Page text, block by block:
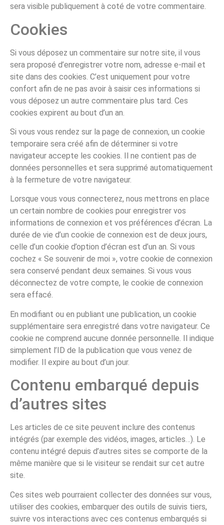
sera visible publiquement à coté de votre commentaire.
Cookies
Si vous déposez un commentaire sur notre site, il vous
sera proposé d’enregistrer votre nom, adresse e-mail et
site dans des cookies. C’est uniquement pour votre
confort afin de ne pas avoir à saisir ces informations si
vous déposez un autre commentaire plus tard. Ces
cookies expirent au bout d’un an.
Si vous vous rendez sur la page de connexion, un cookie
temporaire sera créé afin de déterminer si votre
navigateur accepte les cookies. Il ne contient pas de
données personnelles et sera supprimé automatiquement
à la fermeture de votre navigateur.
Lorsque vous vous connecterez, nous mettrons en place
un certain nombre de cookies pour enregistrer vos
informations de connexion et vos préférences d’écran. La
durée de vie d’un cookie de connexion est de deux jours,
celle d’un cookie d’option d’écran est d’un an. Si vous
cochez « Se souvenir de moi », votre cookie de connexion
sera conservé pendant deux semaines. Si vous vous
déconnectez de votre compte, le cookie de connexion
sera effacé.
En modifiant ou en publiant une publication, un cookie
supplémentaire sera enregistré dans votre navigateur. Ce
cookie ne comprend aucune donnée personnelle. Il indique
simplement l’ID de la publication que vous venez de
modifier. Il expire au bout d’un jour.
Contenu embarqué depuis
d’autres sites
Les articles de ce site peuvent inclure des contenus
intégrés (par exemple des vidéos, images, articles…). Le
contenu intégré depuis d’autres sites se comporte de la
même manière que si le visiteur se rendait sur cet autre
site.
Ces sites web pourraient collecter des données sur vous,
utiliser des cookies, embarquer des outils de suivis tiers,
suivre vos interactions avec ces contenus embarqués si